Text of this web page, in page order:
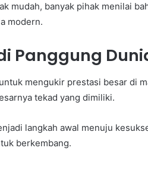
mudah, banyak pihak menilai
modern.
Panggung
mengukir prestasi besar di
tekad yang dimiliki.
langkah awal menuju
berkembang.